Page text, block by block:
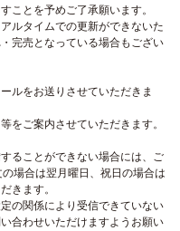
ことを予めご了承願います。
ルタイムでの更新ができないた
完売となっている場合もござい
ルをお送りさせていただきま
をご案内させていただきます。
ることができない場合には、ご
場合は翌月曜日、祝日の場合は
きます。
の関係により受信できていない
合わせいただけますようお願い